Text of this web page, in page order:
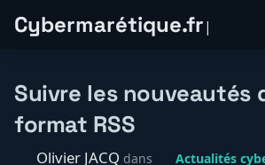
Cybermarétique.fr
Suivre les nouveautés
format RSS
Olivier JACQ dans
Actualités